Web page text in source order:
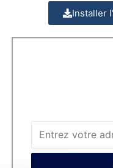
Installer